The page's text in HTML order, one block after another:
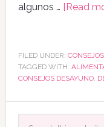
algunos … [Read
FILED UNDER: CONSEJOS
TAGGED WITH:
CONSEJOS DESAYUNO,